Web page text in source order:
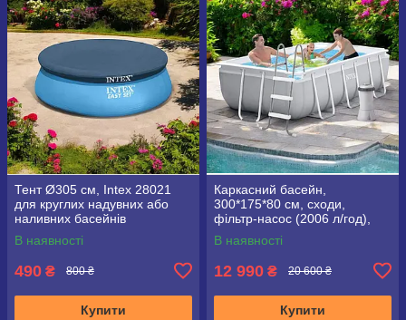
Тент Ø305 см, Intex 28021
для круглих надувних або
наливних басейнів
В наявності
490 ₴ 800 ₴
Купити
Каркасний басейн,
300*175*80 см, сходи,
фільтр-насос (2006 л/год),
Intex 26784
В наявності
12 990 ₴ 20 600 ₴
Купити